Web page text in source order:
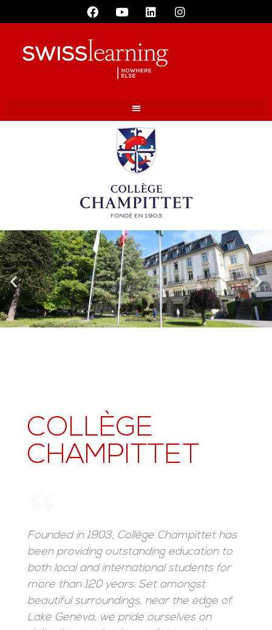
COLLÈGE
CHAMPITTET
Founded in 1903, Collège Champittet has
been providing outstanding education to
both local and international students for
more than 120 years. Set amongst
beautiful surroundings, near the edge of
Lake Geneva, we pride ourselves on